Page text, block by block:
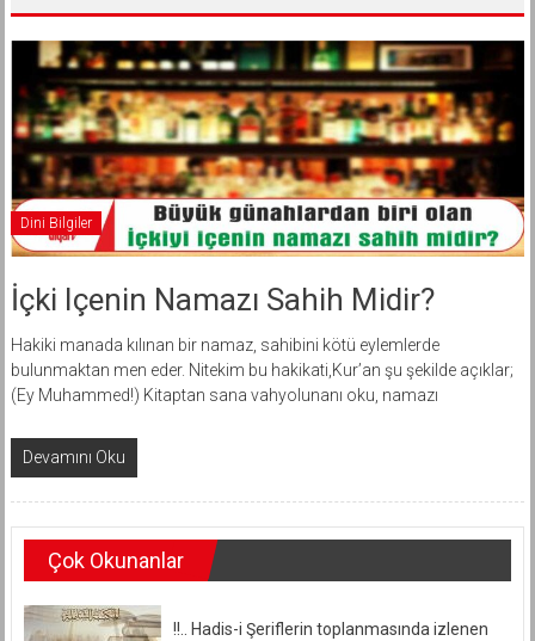
Dini Bilgiler
İçki Içenin Namazı Sahih Midir?
Hakiki manada kılınan bir namaz, sahibini kötü eylemlerde
bulunmaktan men eder. Nitekim bu hakikati,Kur’an şu şekilde açıklar;
(Ey Muhammed!) Kitaptan sana vahyolunanı oku, namazı
Devamını Oku
Çok Okunanlar
!!.. Hadis-i Şeriflerin toplanmasında izlenen